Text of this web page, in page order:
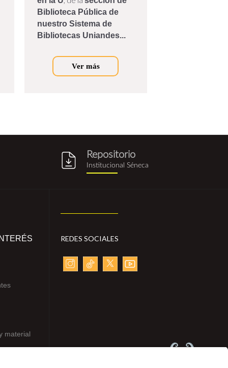
Biblioteca Pública de
nuestro Sistema de
Bibliotecas Uniandes...
Ver más
Repositorio
Institucional Séneca
material
REDES SOCIALES